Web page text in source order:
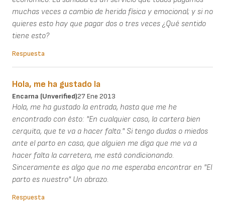
muchas veces a cambio de herida física y emocional; y si no
quieres esto hay que pagar dos o tres veces ¿Qué sentido
tiene esto?
Respuesta
Hola, me ha gustado la
Encarna (unverified)27 Ene 2013
Hola, me ha gustado la entrada, hasta que me he
encontrado con ésto: "En cualquier caso, la cartera bien
cerquita, que te va a hacer falta." Si tengo dudas o miedos
ante el parto en casa, que alguien me diga que me va a
hacer falta la carretera, me está condicionando.
Sinceramente es algo que no me esperaba encontrar en "El
parto es nuestro" Un abrazo.
Respuesta